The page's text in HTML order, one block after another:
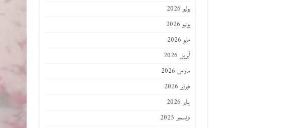
يوليو 2026
يونيو 2026
مايو 2026
أبريل 2026
مارس 2026
فبراير 2026
يناير 2026
ديسمبر 2025